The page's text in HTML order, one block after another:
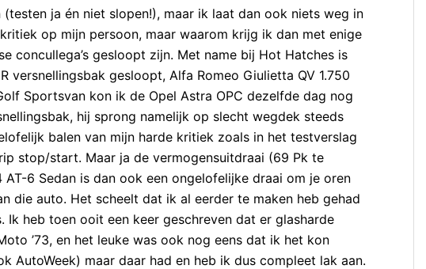
ja én niet slopen!), maar ik laat dan ook niets weg in
op mijn persoon, maar waarom krijg ik dan met enige
concullega’s gesloopt zijn. Met name bij Hot Hatches is
gesloopt, Alfa Romeo Giulietta QV 1.750
Sportsvan kon ik de Opel Astra OPC dezelfde dag nog
hij sprong namelijk op slecht wegdek steeds
balen van mijn harde kritiek zoals in het testverslag
stop/start. Maar ja de vermogensuitdraai (69 Pk te
6 Sedan is dan ook een ongelofelijke draai om je oren
die auto. Het scheelt dat ik al eerder te maken heb gehad
heb toen ooit een keer geschreven dat er glasharde
’73, en het leuke was ook nog eens dat ik het kon
AutoWeek) maar daar had en heb ik dus compleet lak aan.